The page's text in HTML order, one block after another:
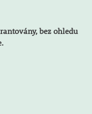
bez ohledu